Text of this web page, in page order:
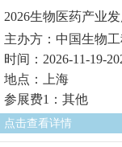
2026生物医药产业
主办方：中国生物
时间：2026-11-19-
地点：上海
参展费1：其他
点击查看详情